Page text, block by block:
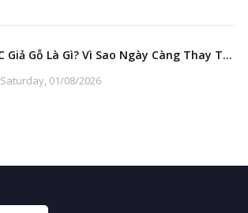
SPC Giả Gỗ Là Gì? Vì Sao Ngày Càng Thay Thế Sàn Gỗ Tự Nhiên?
Saturday, 01/08/2026